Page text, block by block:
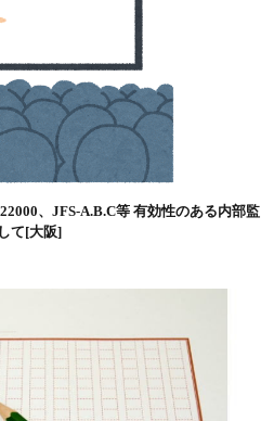
、JFS-A.B.C等 有効性のある内部監
て[大阪]